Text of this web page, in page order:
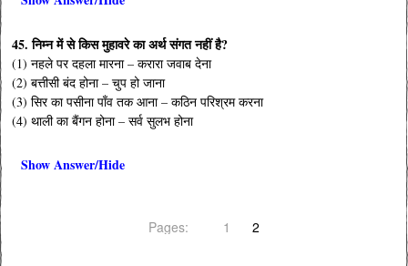
45. निम्न में से किस मुहावरे का अर्थ संगत नहीं है?
(1) नहले पर दहला मारना – करारा जवाब देना
(2) बत्तीसी बंद होना – चुप हो जाना
(3) सिर का पसीना पाँव तक आना – कठिन परिश्रम करना
(4) थाली का बैंगन होना – सर्व सुलभ होना
Show Answer/Hide
Pages: 1 2